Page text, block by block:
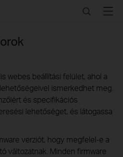
SearchMenu
webes beállítási felület, ahol a
ismerkedhet meg.
és specifikációs
lehetőséget, és látogassa
verziót, hogy megfelel-e a
változatnak. Minden firmware